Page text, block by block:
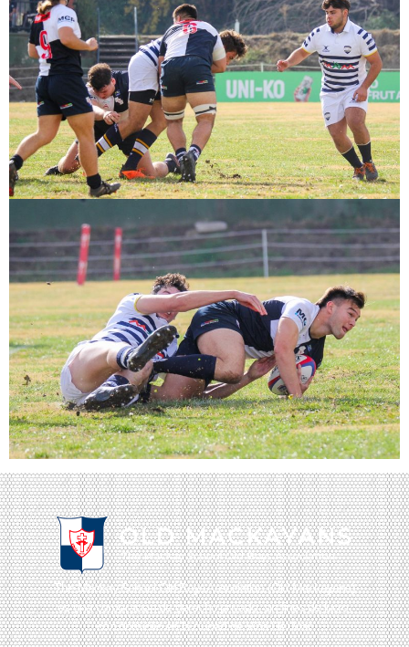
The Mackay School Old Boys Association (Old Mackayans)
es una corporación de derecho privado, sin fines de lucro,
con domicilio en la ciudad de Viña Del Mar